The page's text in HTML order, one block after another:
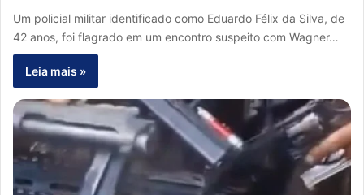
Um policial militar identificado como Eduardo Félix da Silva, de
42 anos, foi flagrado em um encontro suspeito com Wagner…
Leia mais »